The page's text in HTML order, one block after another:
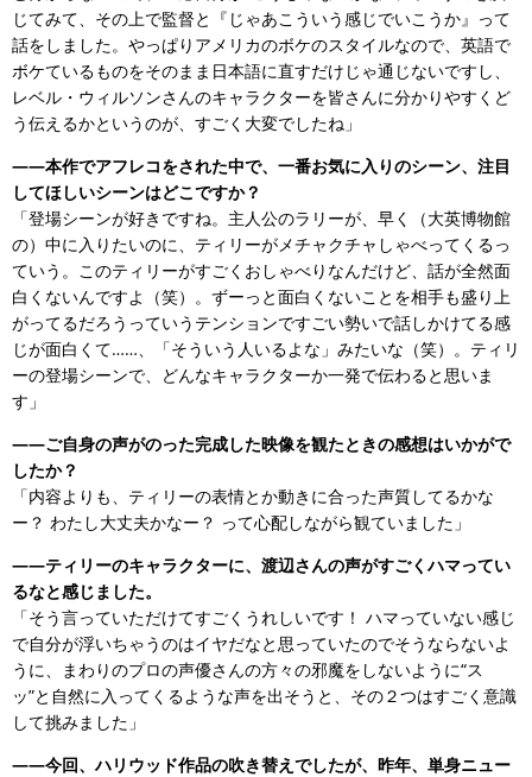
じてみて、その上で監督と『じゃあこういう感じでいこうか』って
話をしました。やっぱりアメリカのボケのスタイルなので、英語で
ボケているものをそのまま日本語に直すだけじゃ通じないですし、
レベル・ウィルソンさんのキャラクターを皆さんに分かりやすくど
う伝えるかというのが、すごく大変でしたね」
――本作でアフレコをされた中で、一番お気に入りのシーン、注目
してほしいシーンはどこですか？
「登場シーンが好きですね。主人公のラリーが、早く（大英博物館
の）中に入りたいのに、ティリーがメチャクチャしゃべってくるっ
ていう。このティリーがすごくおしゃべりなんだけど、話が全然面
白くないんですよ（笑）。ずーっと面白くないことを相手も盛り上
がってるだろうっていうテンションですごい勢いで話しかけてる感
じが面白くて……、「そういう人いるよな」みたいな（笑）。ティリ
ーの登場シーンで、どんなキャラクターか一発で伝わると思いま
す」
――ご自身の声がのった完成した映像を観たときの感想はいかがで
したか？
「内容よりも、ティリーの表情とか動きに合った声質してるかな
ー？ わたし大丈夫かなー？ って心配しながら観ていました」
――ティリーのキャラクターに、渡辺さんの声がすごくハマってい
るなと感じました。
「そう言っていただけてすごくうれしいです！ ハマっていない感じ
で自分が浮いちゃうのはイヤだなと思っていたのでそうならないよ
うに、まわりのプロの声優さんの方々の邪魔をしないように“ス
ッ”と自然に入ってくるような声を出そうと、その２つはすごく意識
して挑みました」
――今回、ハリウッド作品の吹き替えでしたが、昨年、単身ニュー